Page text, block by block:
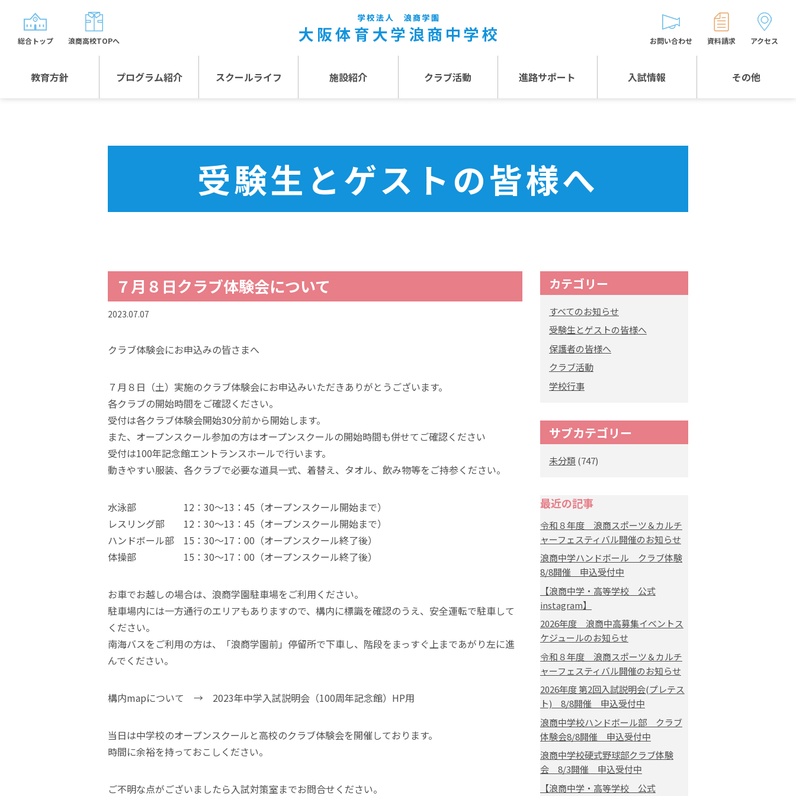
教育方針 プログラム紹介 スクールライフ 施設紹介 クラブ活動 進路サポート 入試情報 その他
お問い合わせ 資料請求 アクセス
総合トップ 浪商高校TOPへ
受験生とゲストの皆様へ
７月８日クラブ体験会について
2023.07.07
クラブ体験会にお申込みの皆さまへ
７月８日（土）実施のクラブ体験会にお申込みいただきありがとうございます。
各クラブの開始時間をご確認ください。
受付は各クラブ体験会開始30分前から開始します。
また、オープンスクール参加の方はオープンスクールの開始時間も併せてご確認ください
受付は100年記念館エントランスホールで行います。
動きやすい服装、各クラブで必要な道具一式、着替え、タオル、飲み物等をご持参ください。
水泳部 12：30～13：45（オープンスクール開始まで）
レスリング部 12：30～13：45（オープンスクール開始まで）
ハンドボール部 15：30～17：00（オープンスクール終了後）
体操部 15：30～17：00（オープンスクール終了後）
お車でお越しの場合は、浪商学園駐車場をご利用ください。
駐車場内には一方通行のエリアもありますので、構内に標識を確認のうえ、安全運転で駐車して
ください。
南海バスをご利用の方は、「浪商学園前」停留所で下車し、階段をまっすぐ上まであがり左に進
んでください。
構内mapについて → 2023年中学入試説明会（100周年記念館）HP用
当日は中学校のオープンスクールと高校のクラブ体験会を開催しております。
時間に余裕を持っておこしください。
ご不明な点がございましたら入試対策室までお問合せください。
カテゴリー
すべてのお知らせ
受験生とゲストの皆様へ
保護者の皆様へ
クラブ活動
学校行事
サブカテゴリー
未分類 (747)
最近の記事
令和８年度 浪商スポーツ＆カルチ
ャーフェスティバル開催のお知らせ
浪商中学ハンドボール クラブ体験
8/8開催 申込受付中
【浪商中学・高等学校 公式
instagram】
2026年度 浪商中高募集イベントス
ケジュールのお知らせ
令和８年度 浪商スポーツ＆カルチ
ャーフェスティバル開催のお知らせ
2026年度 第2回入試説明会(プレテス
ト) 8/8開催 申込受付中
浪商中学校ハンドボール部 クラブ
体験会8/8開催 申込受付中
浪商中学校硬式野球部クラブ体験
会 8/3開催 申込受付中
【浪商中学・高等学校 公式